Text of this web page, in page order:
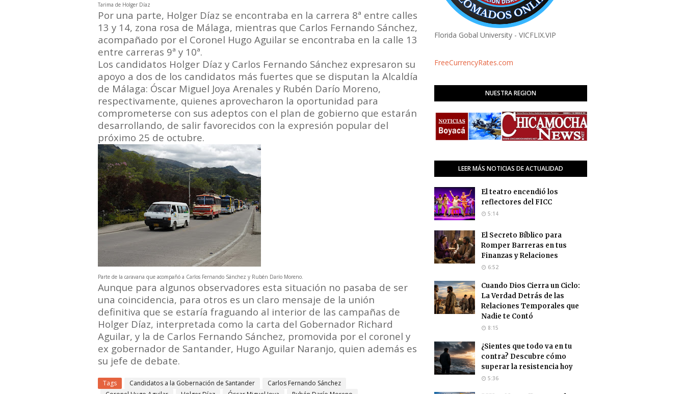
Tarima de Holger Díaz
Por una parte, Holger Díaz se encontraba en la carrera 8ª entre calles
13 y 14, zona rosa de Málaga, mientras que Carlos Fernando Sánchez,
acompañado por el Coronel Hugo Aguilar se encontraba en la calle 13
entre carreras 9ª y 10ª.
Los candidatos Holger Díaz y Carlos Fernando Sánchez expresaron su
apoyo a dos de los candidatos más fuertes que se disputan la Alcaldía
de Málaga: Óscar Miguel Joya Arenales y Rubén Darío Moreno,
respectivamente, quienes aprovecharon la oportunidad para
comprometerse con sus adeptos con el plan de gobierno que estarán
desarrollando, de salir favorecidos con la expresión popular del
próximo 25 de octubre.
Parte de la caravana que acompañó a Carlos Fernando Sánchez y Rubén Darío Moreno.
Aunque para algunos observadores esta situación no pasaba de ser
una coincidencia, para otros es un claro mensaje de la unión
definitiva que se estaría fraguando al interior de las campañas de
Holger Díaz, interpretada como la carta del Gobernador Richard
Aguilar, y la de Carlos Fernando Sánchez, promovida por el coronel y
ex gobernador de Santander, Hugo Aguilar Naranjo, quien además es
su jefe de debate.
Tags Candidatos a la Gobernación de Santander
Carlos Fernando Sánchez
Florida Gobal University - VICFLIX.VIP
FreeCurrencyRates.com
NUESTRA REGION
LEER MÁS NOTICIAS DE ACTUALIDAD
El teatro encendió los
reflectores del FICC
5:14
El Secreto Bíblico para
Romper Barreras en tus
Finanzas y Relaciones
6:52
Cuando Dios Cierra un Ciclo:
La Verdad Detrás de las
Relaciones Temporales que
Nadie te Contó
8:15
¿Sientes que todo va en tu
contra? Descubre cómo
superar la resistencia hoy
5:36